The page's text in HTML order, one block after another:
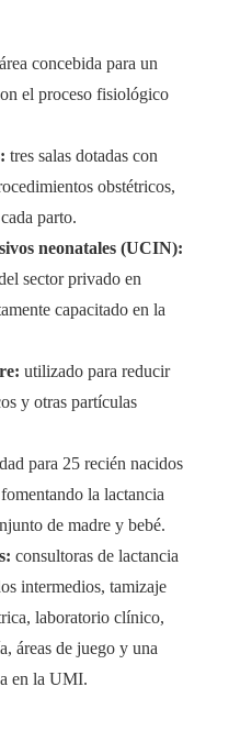
concebida para un
el proceso fisiológico
tres salas dotadas con
obstétricos,
parto.
neonatales (UCIN):
sector privado en
capacitado en la
utilizado para reducir
y otras partículas
para 25 recién nacidos
la lactancia
de madre y bebé.
consultoras de lactancia
intermedios, tamizaje
laboratorio clínico,
áreas de juego y una
en la UMI.